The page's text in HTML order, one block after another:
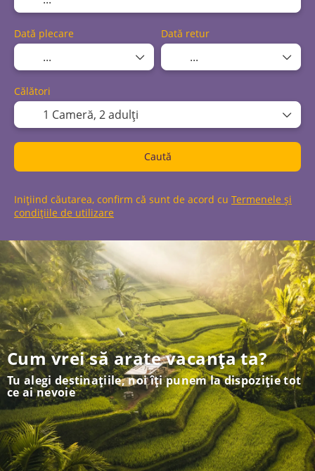
Cum vrei să arate vacanța ta?
Tu alegi destinațiile, noi îți punem la dispoziție tot
ce ai nevoie
Dată plecare Dată retur
Călători
1 Cameră, 2 adulți
Caută
Inițiind căutarea, confirm că sunt de acord cu Termenele și
condițiile de utilizare